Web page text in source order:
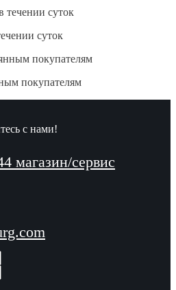
суток
покупателям
с нами!
магазин/сервис